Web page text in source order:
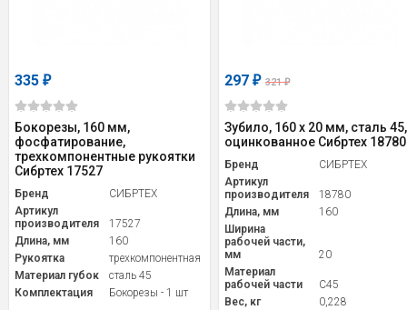
335 ₽
Бокорезы, 160 мм,
фосфатирование,
трехкомпонентные рукоятки
Сибртех 17527
Бренд
СИБРТЕХ
Артикул
производителя
17527
Длина, мм
160
Рукоятка
трехкомпонентная
Материал губок
сталь 45
Комплектация
Бокорезы - 1 шт
297 ₽ 321₽
Зубило, 160 х 20 мм, сталь 45,
оцинкованное Сибртех 18780
Бренд
СИБРТЕХ
Артикул
производителя
18780
Длина, мм
160
Ширина
рабочей части,
мм
20
Материал
рабочей части
С45
Вес, кг
0,228